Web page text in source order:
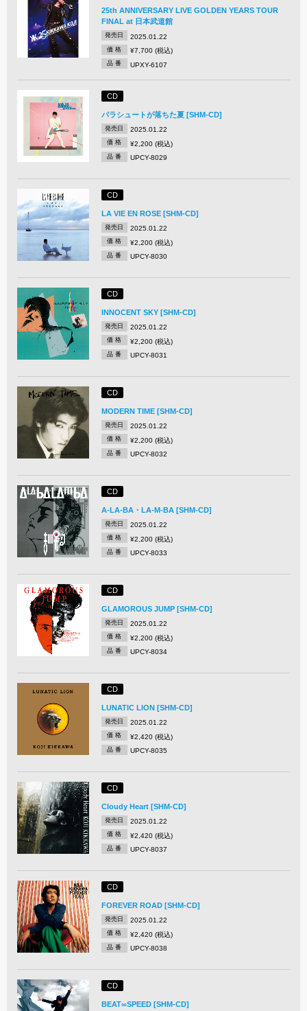
25th ANNIVERSARY LIVE GOLDEN YEARS TOUR
FINAL at 日本武道館
発売日 2025.01.22
価 格 ¥7,700 (税込)
品 番 UPXY-6107
CD
パラシュートが落ちた夏 [SHM-CD]
発売日 2025.01.22
価 格 ¥2,200 (税込)
品 番 UPCY-8029
CD
LA VIE EN ROSE [SHM-CD]
発売日 2025.01.22
価 格 ¥2,200 (税込)
品 番 UPCY-8030
CD
INNOCENT SKY [SHM-CD]
発売日 2025.01.22
価 格 ¥2,200 (税込)
品 番 UPCY-8031
CD
MODERN TIME [SHM-CD]
発売日 2025.01.22
価 格 ¥2,200 (税込)
品 番 UPCY-8032
CD
A-LA-BA・LA-M-BA [SHM-CD]
発売日 2025.01.22
価 格 ¥2,200 (税込)
品 番 UPCY-8033
CD
GLAMOROUS JUMP [SHM-CD]
発売日 2025.01.22
価 格 ¥2,200 (税込)
品 番 UPCY-8034
CD
LUNATIC LION [SHM-CD]
発売日 2025.01.22
価 格 ¥2,420 (税込)
品 番 UPCY-8035
CD
Cloudy Heart [SHM-CD]
発売日 2025.01.22
価 格 ¥2,420 (税込)
品 番 UPCY-8037
CD
FOREVER ROAD [SHM-CD]
発売日 2025.01.22
価 格 ¥2,420 (税込)
品 番 UPCY-8038
CD
BEAT∞SPEED [SHM-CD]